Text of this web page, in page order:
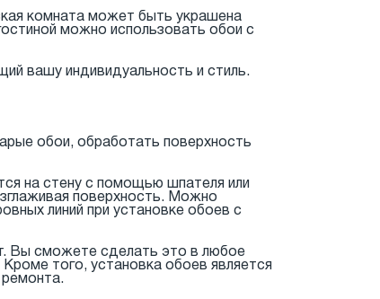
комната может быть украшена
можно использовать обои с
вашу индивидуальность и стиль.
обои, обработать поверхность
на стену с помощью шпателя или
поверхность. Можно
линий при установке обоев с
Вы сможете сделать это в любое
того, установка обоев является
ремонта.